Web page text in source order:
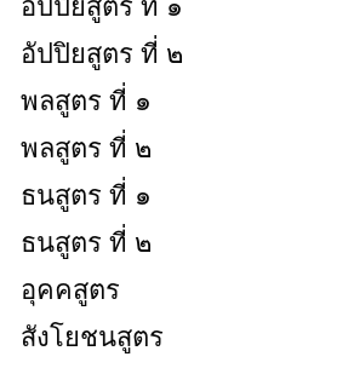
อัปปิยสูตร ที่ ๑
อัปปิยสูตร ที่ ๒
พลสูตร ที่ ๑
พลสูตร ที่ ๒
ธนสูตร ที่ ๑
ธนสูตร ที่ ๒
อุคคสูตร
สังโยชนสูตร